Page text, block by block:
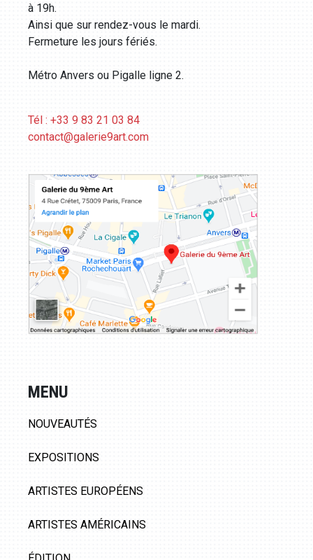
à 19h.
Ainsi que sur rendez-vous le mardi.
Fermeture les jours fériés.
Métro Anvers ou Pigalle ligne 2.
Tél : +33 9 83 21 03 84
contact@galerie9art.com
MENU
NOUVEAUTÉS
EXPOSITIONS
ARTISTES EUROPÉENS
ARTISTES AMÉRICAINS